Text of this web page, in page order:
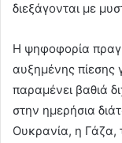
διεξάγονται με
Η ψηφοφορία
αυξημένης πίεσης
παραμένει βαθιά
στην ημερήσια
Ουκρανία, η Γάζα,